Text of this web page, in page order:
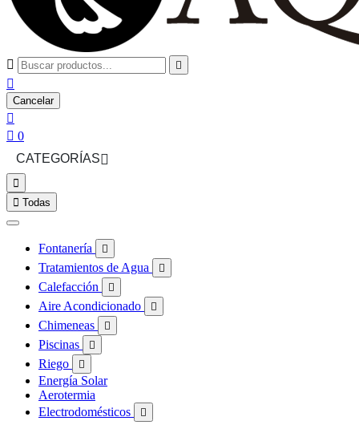
 

Cancelar

 0
CATEGORÍAS

 Todas
Fontanería 
Tratamientos de Agua 
Calefacción 
Aire Acondicionado 
Chimeneas 
Piscinas 
Riego 
Energía Solar
Aerotermia
Electrodomésticos
